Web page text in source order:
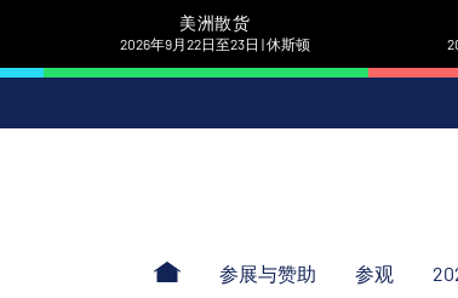
美洲散货
2026年9月22日至23日 | 休斯顿
参展与赞助 参观